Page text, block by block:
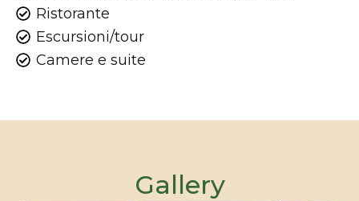
Ristorante
Escursioni/tour
Camere e suite
Gallery